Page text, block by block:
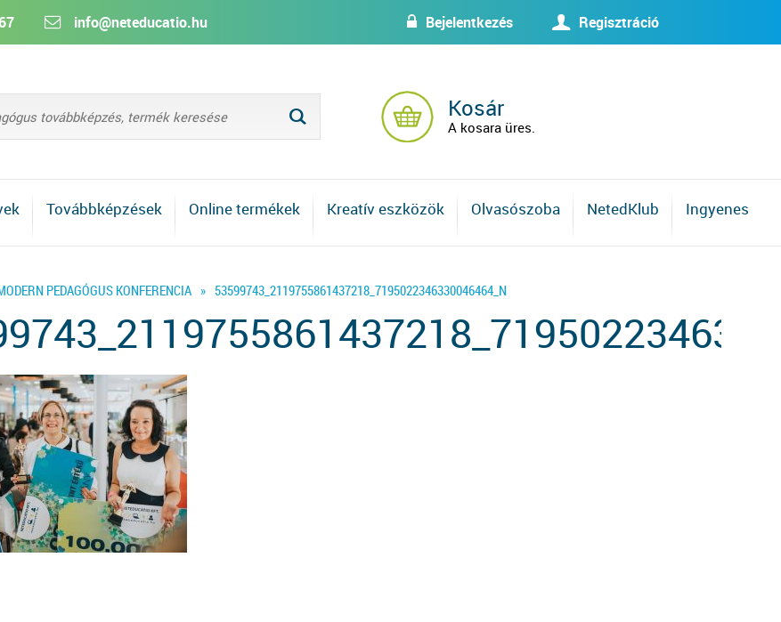
w Bejelentkezés U Regisztráció
info@neteducatio.hu
L Kosár
A kosara üres.
Továbbképzések Online termékek Kreatív eszközök Olvasószoba NetedKlub Ingyenes
PEDAGÓGUS KONFERENCIA » 53599743_2119755861437218_7195022346330046464_N